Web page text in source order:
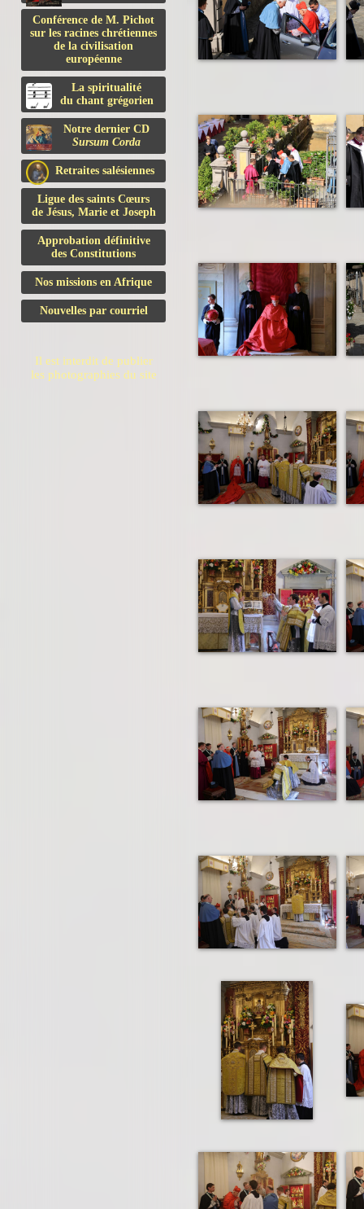
Conférence de M. Pichot
sur les racines chrétiennes
de la civilisation
européenne
La spiritualité
du chant grégorien
Notre dernier CD
Sursum Corda
Retraites salésiennes
Ligue des saints Cœurs
de Jésus, Marie et Joseph
Approbation définitive
des Constitutions
Nos missions en Afrique
Nouvelles par courriel
Il est interdit de publier
les photographies du site